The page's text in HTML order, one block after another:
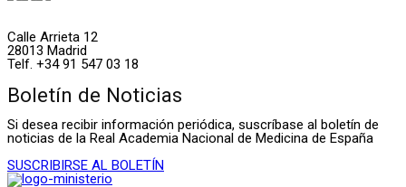
Calle Arrieta 12
28013 Madrid
Telf. +34 91 547 03 18
Boletín de Noticias
Si desea recibir información periódica, suscríbase al boletín de
noticias de la Real Academia Nacional de Medicina de España
SUSCRIBIRSE AL BOLETÍN